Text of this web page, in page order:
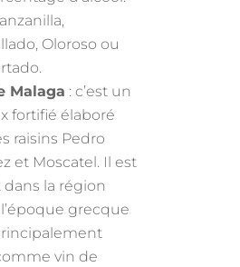
Oloroso ou
Malaga : c’est un
fortifié élaboré
raisins Pedro
et Moscatel. Il est
la région
grecque
vin de